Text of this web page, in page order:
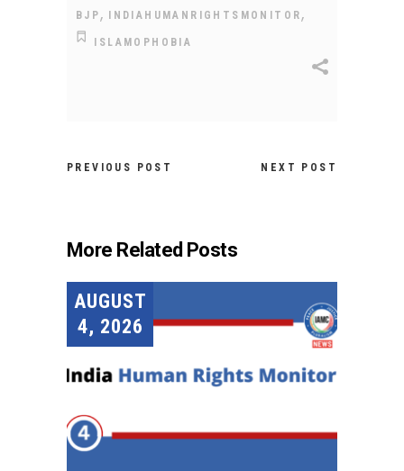
BJP , INDIAHUMANRIGHTSMONITOR ,
ISLAMOPHOBIA
PREVIOUS POST NEXT POST
More Related Posts
AUGUST
4, 2026